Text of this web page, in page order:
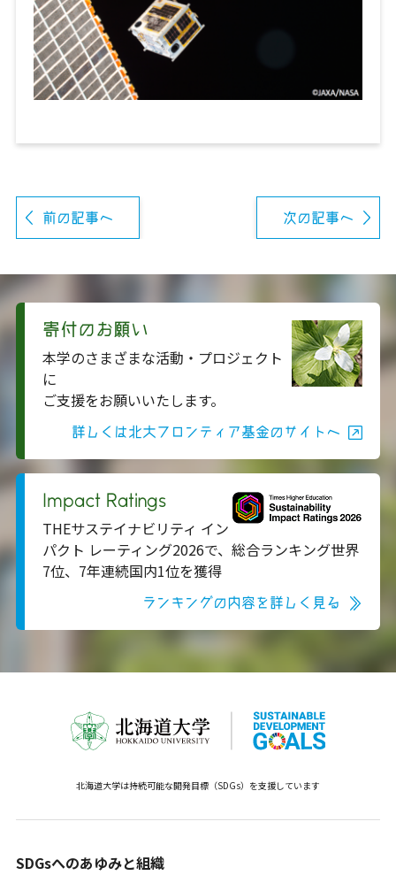
前の記事へ 次の記事へ
寄付のお願い
本学のさまざまな活動・プロジェクト
に
ご支援をお願いいたします。
詳しくは北大フロンティア基金のサイトへ
Impact Ratings
THEサステイナビリティ イン
パクト レーティング2026で、総合ランキング世界
7位、7年連続国内1位を獲得
ランキングの内容を詳しく見る
北海道大学は持続可能な開発目標（SDGs）を支援しています
SDGsへのあゆみと組織 ​